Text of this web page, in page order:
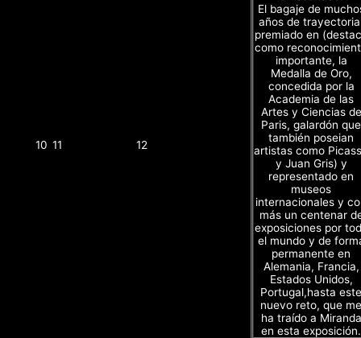
10 11 12
El bagaje de
años de
premiado en
como
importante, la
Medalla de Oro,
concedida por la
Academia de las
Artes y Ciencias de
Paris, galardón que
también poseian
artistas como
y Juan Gris) y
representado en
museos
internacionales y
más un centenar
exposiciones por
el mundo y de
permanente en
Alemania, Francia,
Estados Unidos,
Portugal,hasta este
nuevo reto, que me
ha traído a Miranda
en esta exposición.